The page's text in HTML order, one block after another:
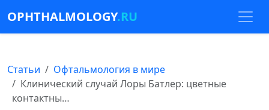
OPHTHALMOLOGY.RU
Статьи
Офтальмология в мире
Клинический случай Лоры Батлер: цветные
контактны…